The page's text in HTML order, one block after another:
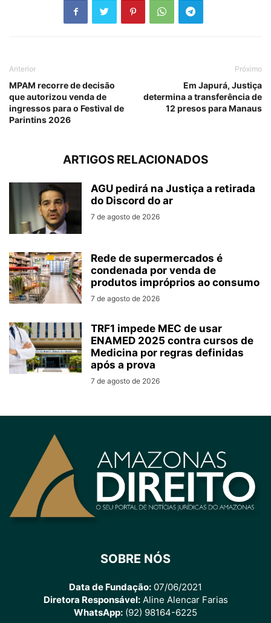
Anterior
MPAM recorre de decisão
que autorizou venda de
ingressos para o Festival de
Parintins 2026
Próximo
Em Japurá, Justiça
determina a transferência de
12 presos para Manaus
ARTIGOS RELACIONADOS
AGU pedirá na Justiça a retirada
do Discord do ar
7 de agosto de 2026
Rede de supermercados é
condenada por venda de
produtos impróprios ao consumo
7 de agosto de 2026
TRF1 impede MEC de usar
ENAMED 2025 contra cursos de
Medicina por regras definidas
após a prova
7 de agosto de 2026
SOBRE NÓS
Data de Fundação: 07/06/2021
Diretora Responsável:Aline Alencar Farias
WhatsApp: (92) 98164-6225